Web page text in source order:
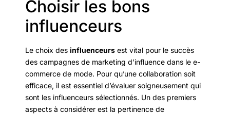
Choisir les bons
influenceurs
Le choix des influenceurs est vital pour le succès
des campagnes de marketing d’influence dans le e-
commerce de mode. Pour qu’une collaboration soit
efficace, il est essentiel d’évaluer soigneusement qui
sont les influenceurs sélectionnés. Un des premiers
aspects à considérer est la pertinence de